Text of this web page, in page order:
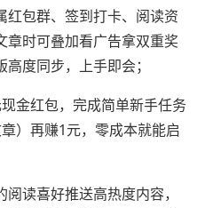
红包群、签到打卡、阅读资
章时可叠加看广告拿双重奖
度同步，上手即会；
金红包，完成简单新手任务
）再赚1元，零成本就能启
读喜好推送高热度内容，